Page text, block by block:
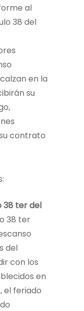
al
38 del
en la
su
contrato
38 ter del
38 ter
del
con los
en
el feriado